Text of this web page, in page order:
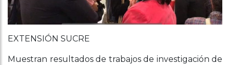
EXTENSIÓN SUCRE
Muestran resultados de trabajos de investigación de